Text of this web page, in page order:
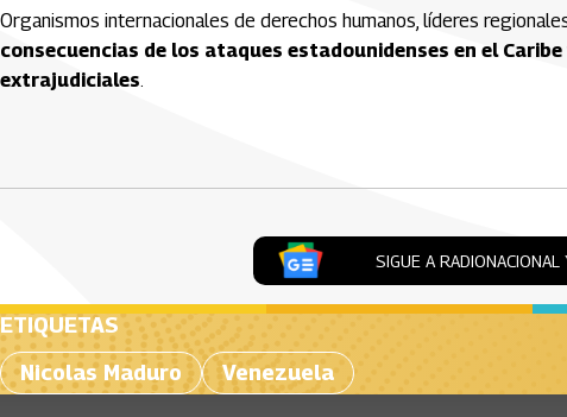
Organismos internacionales de derechos humanos, líderes
consecuencias de los ataques estadounidenses en el
extrajudiciales.
SIGUE A
ETIQUETAS
Nicolas Maduro
Venezuela